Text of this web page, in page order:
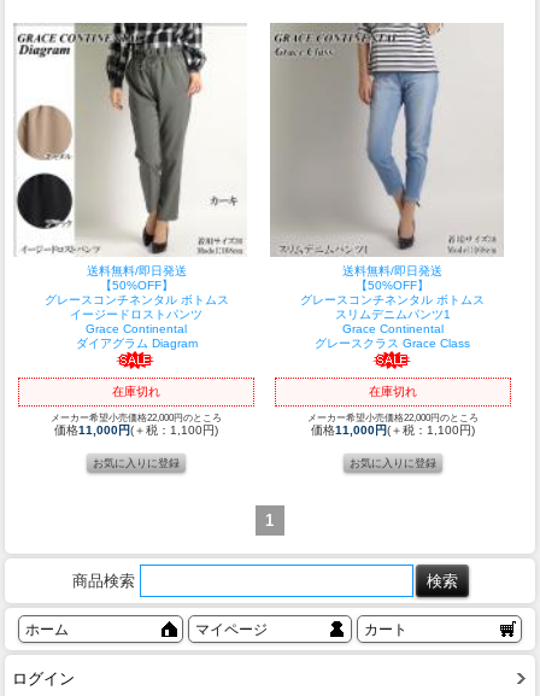
送料無料/即日発送
【50%OFF】
グレースコンチネンタル ボトムス
イージードロストパンツ
Grace Continental
ダイアグラム Diagram
在庫切れ
メーカー希望小売価格22,000円のところ
価格11,000円(＋税：1,100円)
送料無料/即日発送
【50%OFF】
グレースコンチネンタル ボトムス
スリムデニムパンツ1
Grace Continental
グレースクラス Grace Class
在庫切れ
メーカー希望小売価格22,000円のところ
価格11,000円(＋税：1,100円)
1
商品検索
ホーム マイページ カート
ログイン